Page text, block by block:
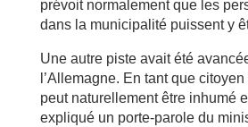
prévoit normalement que les
dans la municipalité puissent y
Une autre piste avait été
l’Allemagne. En tant que
peut naturellement être inhumé
expliqué un porte-parole du